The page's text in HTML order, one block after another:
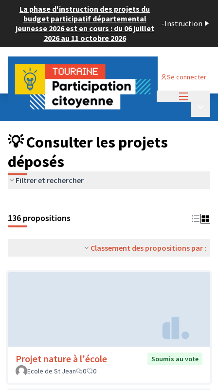
La phase d'instruction des projets du
budget participatif départemental
jeunesse 2026 est en cours : du 06 juillet
2026 au 11 octobre 2026
-Instruction
Se connecter
Budget Participatif JEUNESSE 2024
💡 Consulter les projets déposés
💡 Consulter les projets
déposés
Filtrer et rechercher
136 propositions
Classement des propositions par :
Projet nature à l'école
Soumis au vote
Ecole de St Jean
0 0